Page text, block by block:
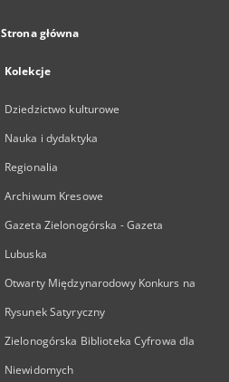
Strona główna
Kolekcje
Dziedzictwo kulturowe
Nauka i dydaktyka
Regionalia
Archiwum Kresowe
Gazeta Zielonogórska - Gazeta
Lubuska
Otwarty Międzynarodowy Konkurs na
Rysunek Satyryczny
Zielonogórska Biblioteka Cyfrowa dla
Niewidomych